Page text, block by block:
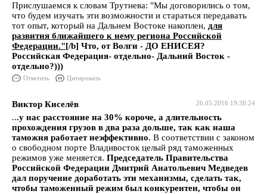
Прислушаемся к словам Трутнева: "Мы договорились о том,
что будем изучать эти возможности и стараться передавать
тот опыт, который на Дальнем Востоке накоплен, для
развития ближайшего к нему региона Российской
Федерации."[/b] Что, от Волги - ДО ЕНИСЕЯ?
Российская Федерация- отдельно- Дальний Восток -
отдельно?)))
Ответить Цитировать
26.05.2016 19:38:24
Виктор Киселёв
...у нас расстояние на 30% короче, а длительность
прохождения грузов в два раза дольше, так как наша
таможня работает неэффективно. В соответствии с законом
о свободном порте Владивосток целый ряд таможенных
режимов уже меняется. Председатель Правительства
Российской Федерации Дмитрий Анатольевич Медведев
дал поручение доработать эти механизмы, сделать так,
чтобы таможенный режим был конкурентен, чтобы он